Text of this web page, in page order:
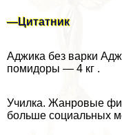
—Цитатник
Аджика без варки
помидоры — 4 кг .
Училка. Жанровые
больше социальных